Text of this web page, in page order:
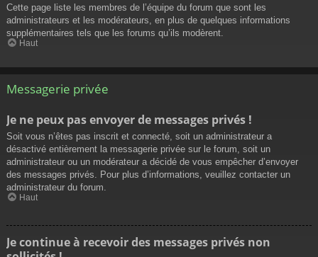
Cette page liste les membres de l’équipe du forum que sont les
administrateurs et les modérateurs, en plus de quelques informations
supplémentaires tels que les forums qu’ils modèrent.
Haut
Messagerie privée
Je ne peux pas envoyer de messages privés !
Soit vous n’êtes pas inscrit et connecté, soit un administrateur a
désactivé entièrement la messagerie privée sur le forum, soit un
administrateur ou un modérateur a décidé de vous empêcher d’envoyer
des messages privés. Pour plus d’informations, veuillez contacter un
administrateur du forum.
Haut
Je continue à recevoir des messages privés non